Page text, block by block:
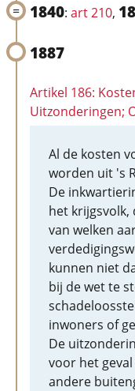
1840: art 210,
1887
Artikel 186:
Uitzonderingen;
Al de kosten
worden uit 's
De
het
van welken
kunnen niet
bij de wet te
inwoners of
De
voor het
andere